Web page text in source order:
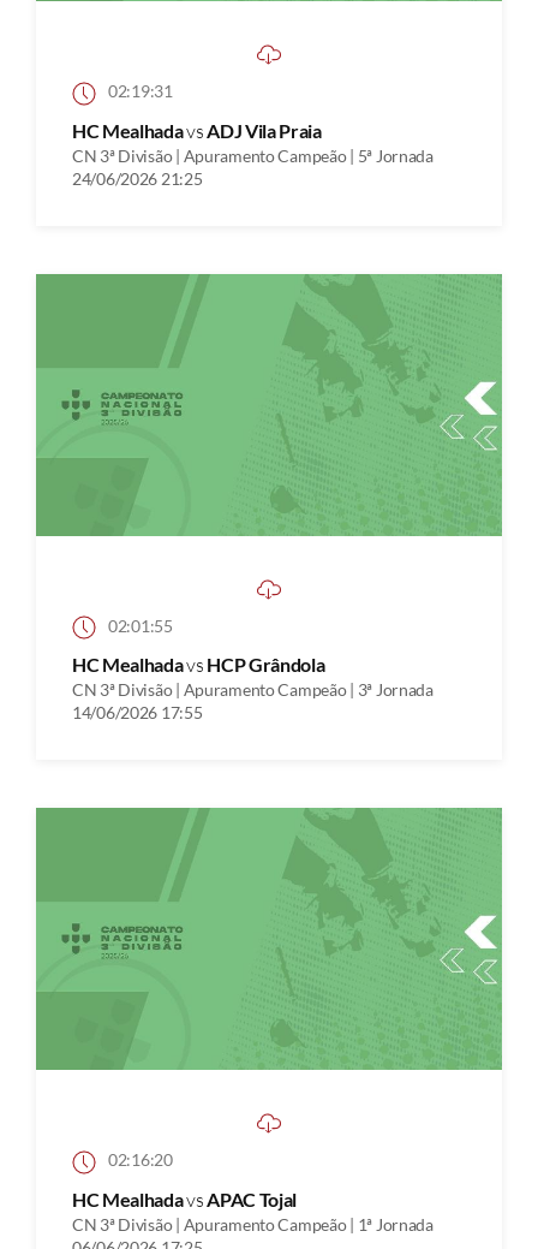
02:19:31
HC MealhadavsADJ Vila Praia
CN 3ª Divisão | Apuramento Campeão | 5ª Jornada
24/06/2026 21:25
02:01:55
HC Mealhadavs HCP Grândola
CN 3ª Divisão | Apuramento Campeão | 3ª Jornada
14/06/2026 17:55
02:16:20
HC MealhadavsAPAC Tojal
CN 3ª Divisão | Apuramento Campeão | 1ª Jornada